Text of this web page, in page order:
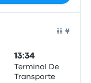
13:34
Terminal De
Transporte